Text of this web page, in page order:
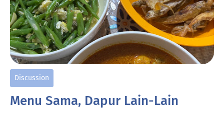
Discussion
Menu Sama, Dapur Lain-Lain